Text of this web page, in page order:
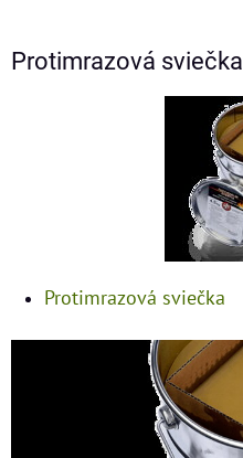
Protimrazová sviečka
Protimrazová sviečka